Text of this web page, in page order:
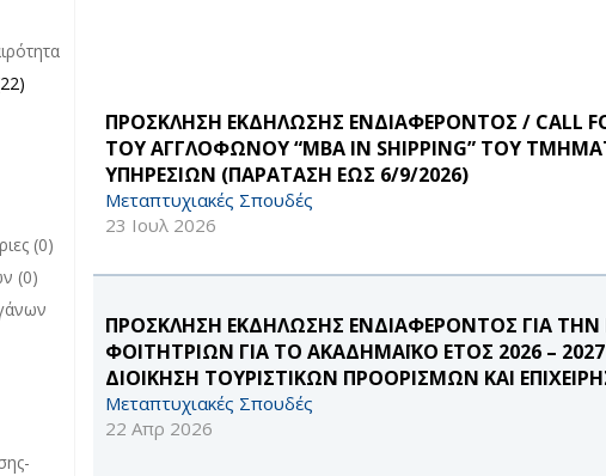
ΠΡΟΣΚΛΗΣΗ ΕΚΔΗΛΩΣΗΣ ΕΝΔΙΑΦΕΡΟΝΤΟΣ / CALL
ΤΟΥ ΑΓΓΛΟΦΩΝΟΥ “MBA IN SHIPPING” ΤΟΥ
ΥΠΗΡΕΣΙΩΝ (ΠΑΡΑΤΑΣΗ ΕΩΣ 6/9/2026)
Μεταπτυχιακές Σπουδές
23 Ιουλ 2026
ΠΡΟΣΚΛΗΣΗ ΕΚΔΗΛΩΣΗΣ ΕΝΔΙΑΦΕΡΟΝΤΟΣ ΓΙΑ
ΦΟΙΤΗΤΡΙΩΝ ΓΙΑ ΤΟ ΑΚΑΔΗΜΑΪΚΟ ΕΤΟΣ 2026 –
ΔΙΟΙΚΗΣΗ ΤΟΥΡΙΣΤΙΚΩΝ ΠΡΟΟΡΙΣΜΩΝ ΚΑΙ
Μεταπτυχιακές Σπουδές
22 Απρ 2026
Διαγωνισμών
filter
(0)
(0)